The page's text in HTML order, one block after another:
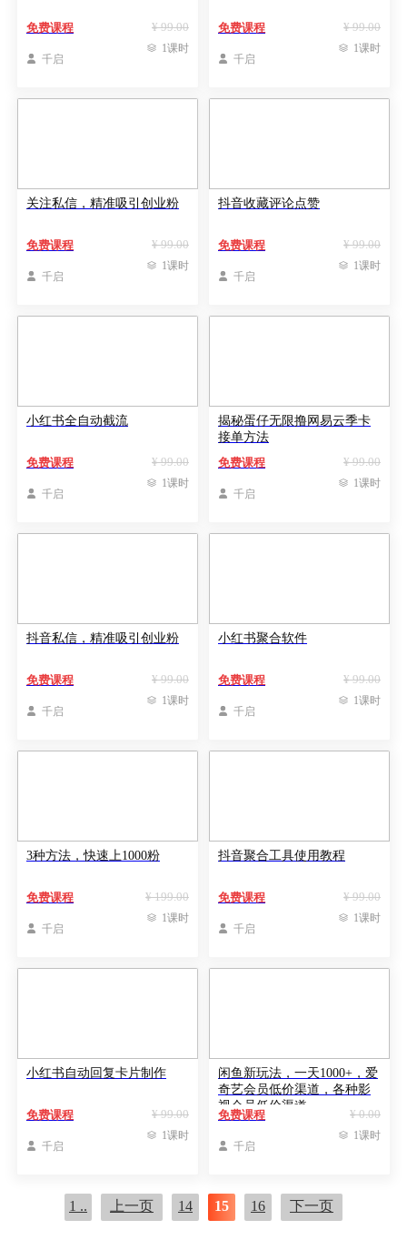
¥ 99.00
免费课程
 千启
 1课时
¥ 99.00
免费课程
 千启
 1课时
关注私信，精准吸引创业粉
¥ 99.00
免费课程
 千启
 1课时
抖音收藏评论点赞
¥ 99.00
免费课程
 千启
 1课时
小红书全自动截流
¥ 99.00
免费课程
 千启
 1课时
揭秘蛋仔无限撸网易云季卡
接单方法
¥ 99.00
免费课程
 千启
 1课时
抖音私信，精准吸引创业粉
¥ 99.00
免费课程
 千启
 1课时
小红书聚合软件
¥ 99.00
免费课程
 千启
 1课时
3种方法，快速上1000粉
¥ 199.00
免费课程
 千启
 1课时
抖音聚合工具使用教程
¥ 99.00
免费课程
 千启
 1课时
小红书自动回复卡片制作
¥ 99.00
免费课程
 千启
 1课时
闲鱼新玩法，一天1000+，爱
奇艺会员低价渠道，各种影
视会员低价渠道
¥ 0.00
免费课程
 千启
 1课时
1 .. 上一页 14 15 16 下一页